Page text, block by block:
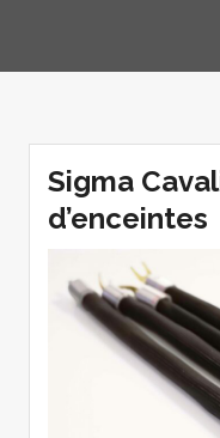
Sigma
d’enceintes